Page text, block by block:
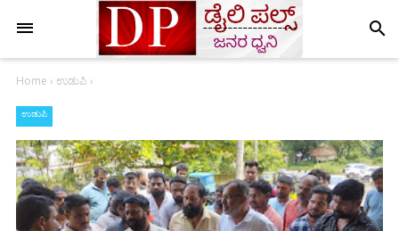
search
Home › ಉಡುಪಿ ›
ಉಡುಪಿ